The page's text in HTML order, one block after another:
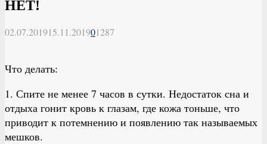
НЕТ!
02.07.201915.11.201901287
Что делать:
1. Спите не менее 7 часов в сутки. Недостаток сна и
отдыха гонит кровь к глазам, где кожа тоньше, что
приводит к потемнению и появлению так называемых
мешков.